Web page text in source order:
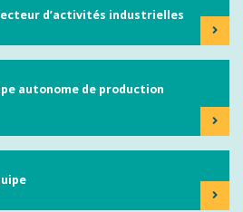
d’activités industrielles
autonome de production